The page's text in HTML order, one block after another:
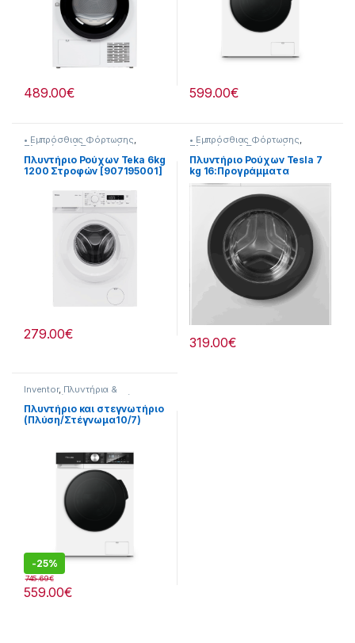
489.00€ 599.00€
• Εμπρόσθιας Φόρτωσης,
Πλυντήρια & Στεγνωτήρια
Πλυντήριο Ρούχων Teka 6kg
1200 Στροφών [907195001]
279.00€
• Εμπρόσθιας Φόρτωσης,
Πλυντήρια & Στεγνωτήρια
Πλυντήριο Ρούχων Tesla 7
kg 16:Προγράμματα
907358009
319.00€
Inventor, Πλυντήρια &
Στεγνωτήρια Προσφορές
Πλυντήριο και στεγνωτήριο
(Πλύση/Στέγνωμα10/7)
-25%
559.00€
745.69€